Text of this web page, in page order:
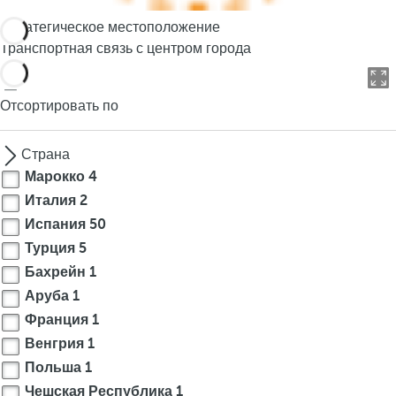
c
n
e
s
t
h
e
d
o
w
n
a
Стратегическое местоположение
Транспортная связь с центром города
Отсортировать по
Страна
Марокко 4
Италия 2
Испания 50
Турция 5
Бахрейн 1
Аруба 1
Франция 1
Венгрия 1
Польша 1
Чешская Республика 1